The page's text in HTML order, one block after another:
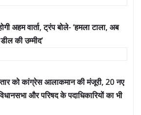
अहम वार्ता, ट्रंप बोले- ‘हमला टाला, अब
की उम्मीद’
को कांग्रेस आलाकमान की मंजूरी, 20 नए
और परिषद के पदाधिकारियों का भी